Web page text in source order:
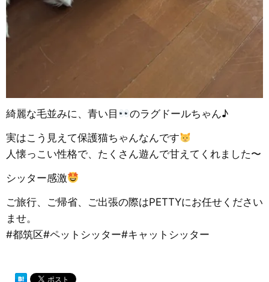
綺麗な毛並みに、青い目
のラグドールちゃん♪
実はこう見えて保護猫ちゃんなんです
人懐っこい性格で、たくさん遊んで甘えてくれました〜
シッター感激
ご旅行、ご帰省、ご出張の際はPETTYにお任せください
ませ。
#都筑区#ペットシッター#キャットシッター